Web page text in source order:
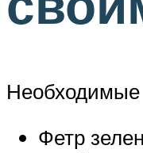
Фетр